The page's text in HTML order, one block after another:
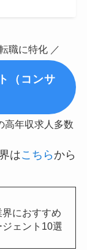
職に特化 ／
（コンサ
高年収求人多数
はこちら から
界におすすめ
ェント10選